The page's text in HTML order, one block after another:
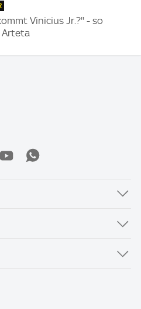
Vinicius Jr.?'' - so
Arteta